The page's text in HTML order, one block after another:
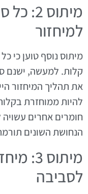
מיתוס
למיחזור
מיתוס נוסף טוען כי
קלות. למעשה, ישנם
את תהליך המיחזור
להיות ממוחזרת
חומרים אחרים עשויה
הנחושת השונים
מיתוס
לסביבה